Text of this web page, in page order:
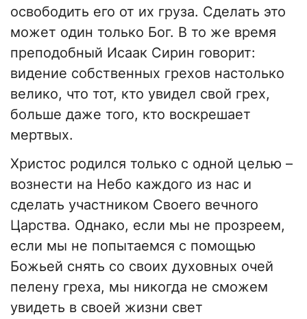
освободить его от их груза. Сделать это
может один только Бог. В то же время
преподобный Исаак Сирин говорит:
видение собственных грехов настолько
велико, что тот, кто увидел свой грех,
больше даже того, кто воскрешает
мертвых.
Христос родился только с одной целью –
вознести на Небо каждого из нас и
сделать участником Своего вечного
Царства. Однако, если мы не прозреем,
если мы не попытаемся с помощью
Божьей снять со своих духовных очей
пелену греха, мы никогда не сможем
увидеть в своей жизни свет